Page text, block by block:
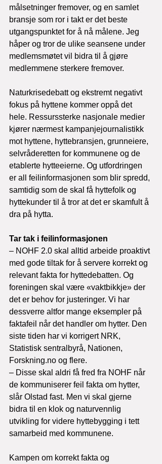
målsetninger fremover, og en samlet
bransje som ror i takt er det beste
utgangspunktet for å nå målene. Jeg
håper og tror de ulike seansene under
medlemsmøtet vil bidra til å gjøre
medlemmene sterkere fremover.
Naturkrisedebatt og ekstremt negativt
fokus på hyttene kommer oppå det
hele. Ressurssterke nasjonale medier
kjører nærmest kampanjejournalistikk
mot hyttene, hyttebransjen, grunneiere,
selvråderetten for kommunene og de
etablerte hytteeierne. Og utfordringen
er all feilinformasjonen som blir spredd,
samtidig som de skal få hyttefolk og
hyttekunder til å tror at det er skamfult å
dra på hytta.
Tar tak i feilinformasjonen
– NOHF 2.0 skal alltid arbeide proaktivt
med gode tiltak for å servere korrekt og
relevant fakta for hyttedebatten. Og
foreningen skal være «vaktbikkje» der
det er behov for justeringer. Vi har
dessverre altfor mange eksempler på
faktafeil når det handler om hytter. Den
siste tiden har vi korrigert NRK,
Statistisk sentralbyrå, Nationen,
Forskning.no og flere.
– Disse skal aldri få fred fra NOHF når
de kommuniserer feil fakta om hytter,
slår Olstad fast. Men vi skal gjerne
bidra til en klok og naturvennlig
utvikling for videre hyttebygging i tett
samarbeid med kommunene.
Kampen om korrekt fakta og